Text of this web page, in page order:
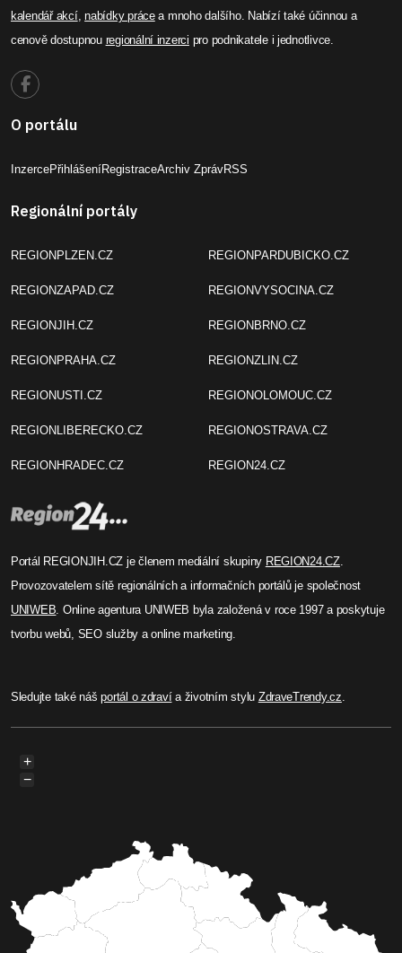
kalendář akcí,nabídky prácea mnoho dalšího. Nabízí také účinnou a
cenově dostupnou regionální inzerci pro podnikatele i jednotlivce.
O portálu
InzercePřihlášeníRegistraceArchiv ZprávRSS
Regionální portály
REGIONPLZEN.CZ
REGIONZAPAD.CZ
REGIONJIH.CZ
REGIONPRAHA.CZ
REGIONUSTI.CZ
REGIONLIBERECKO.CZ
REGIONHRADEC.CZ
REGIONPARDUBICKO.CZ
REGIONVYSOCINA.CZ
REGIONBRNO.CZ
REGIONZLIN.CZ
REGIONOLOMOUC.CZ
REGIONOSTRAVA.CZ
REGION24.CZ
Portál REGIONJIH.CZ je členem mediální skupiny REGION24.CZ.
Provozovatelem sítě regionálních a informačních portálů je společnost
UNIWEB . Online agentura UNIWEB byla založená v roce 1997 a poskytuje
tvorbu webů, SEO služby a online marketing.
Sledujte také nášportál o zdravía životním stylu ZdraveTrendy.cz
+
−